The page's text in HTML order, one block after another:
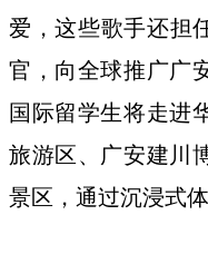
爱，这些歌手还担
官，向全球推广广
国际留学生将走进
旅游区、广安建川
景区，通过沉浸式